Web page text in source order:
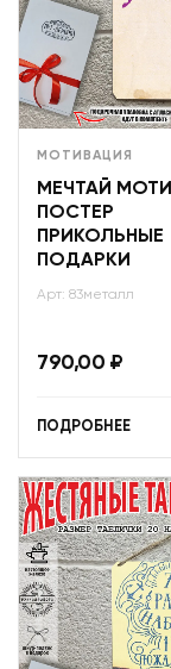
МОТИВАЦИЯ
МЕЧТАЙ
ПОСТЕР
ПРИКОЛЬНЫЕ
ПОДАРКИ
Арт: 83металл
790,00 ₽
ПОДРОБНЕЕ